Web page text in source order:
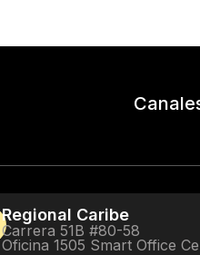
Regional Caribe
Carrera 51B #80-58
Oficina 1505 Smart Office